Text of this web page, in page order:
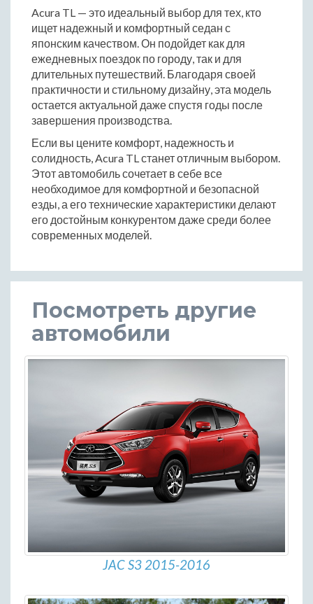
Acura TL — это идеальный выбор для тех, кто
ищет надежный и комфортный седан с
японским качеством. Он подойдет как для
ежедневных поездок по городу, так и для
длительных путешествий. Благодаря своей
практичности и стильному дизайну, эта модель
остается актуальной даже спустя годы после
завершения производства.
Если вы цените комфорт, надежность и
солидность, Acura TL станет отличным выбором.
Этот автомобиль сочетает в себе все
необходимое для комфортной и безопасной
езды, а его технические характеристики делают
его достойным конкурентом даже среди более
современных моделей.
Посмотреть другие
автомобили
JAC S3 2015-2016